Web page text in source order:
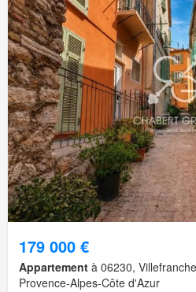
179 000 €
Appartement à 06230,
Provence-Alpes-Côte d'Azur